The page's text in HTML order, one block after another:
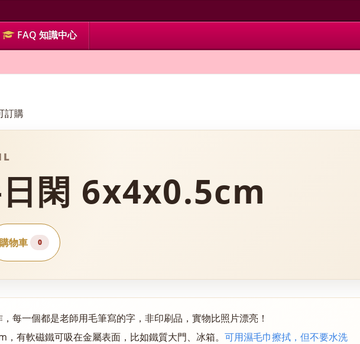
FAQ 知識中心
訂購
閑 6x4x0.5cm
購物車 0
每一個都是老師用毛筆寫的字，非印刷品，實物比照片漂亮！
，有軟磁鐵可吸在金屬表面， 比如鐵質大門、冰箱。 可用濕毛巾擦拭，但不要水洗